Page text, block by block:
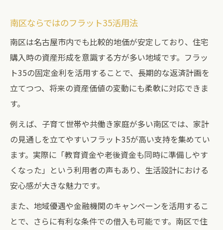
南区ならではのフラット35活用法
南区は名古屋市内でも比較的地価が安定しており、住宅
購入時の資産形成を意識する方が多い地域です。フラッ
ト35の固定金利を活用することで、長期的な返済計画を
立てつつ、将来の資産価値の変動にも柔軟に対応できま
す。
例えば、子育て世帯や共働き家庭が多い南区では、家計
の見通しを立てやすいフラット35が高い支持を集めてい
ます。実際に「教育資金や老後資金も同時に準備しやす
くなった」という利用者の声もあり、生活設計における
安心感が大きな魅力です。
また、地域優遇や金融機関のキャンペーンを活用するこ
とで、さらに有利な条件での借入も可能です。南区で住